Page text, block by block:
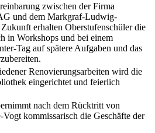
zwischen der Firma
und dem Markgraf-Ludwig-
erhalten Oberstufenschüler die
in Workshops und bei einem
Tag auf spätere Aufgaben und das
Renovierungsarbeiten wird die
eingerichtet und feierlich
nach dem Rücktritt von
Vogt kommissarisch die Geschäfte der